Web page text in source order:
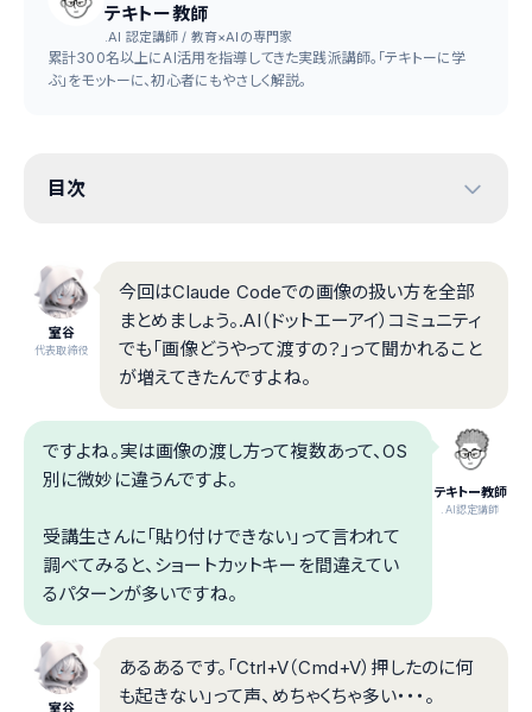
テキトー教師
.AI 認定講師 / 教育×AIの専門家
累計300名以上にAI活用を指導してきた実践派講師。「テキトーに学
ぶ」をモットーに、初心者にもやさしく解説。
目次
室谷
代表取締役
今回はClaude Codeでの画像の扱い方を全部
まとめましょう。.AI（ドットエーアイ）コミュニティ
でも「画像どうやって渡すの？」って聞かれること
が増えてきたんですよね。
テキトー教師
.AI認定講師
ですよね。実は画像の渡し方って複数あって、OS
別に微妙に違うんですよ。
受講生さんに「貼り付けできない」って言われて
調べてみると、ショートカットキーを間違えてい
るパターンが多いですね。
室谷
あるあるです。「Ctrl+V（Cmd+V）押したのに何
も起きない」って声、めちゃくちゃ多い・・・。